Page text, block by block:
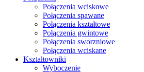
Połączenia wciskowe
Połączenia spawane
Połączenia kształtowe
Połączenia gwintowe
Połączenia sworzniowe
Połączenia wciskane
Kształtowniki
Wyboczenie